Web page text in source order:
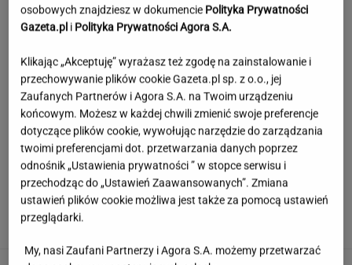
Europejski Bank Centralny miażdży pomysł
Nawrockiego i Glapińskiego
osobowych znajdziesz w dokumencie Polityka Prywatności
Gazeta.pl i Polityka Prywatności Agora S.A.
Klikając „Akceptuję” wyrażasz też zgodę na zainstalowanie i
przechowywanie plików cookie Gazeta.pl sp. z o.o., jej
Zaufanych Partnerów i Agora S.A. na Twoim urządzeniu
końcowym. Możesz w każdej chwili zmienić swoje preferencje
dotyczące plików cookie, wywołując narzędzie do zarządzania
twoimi preferencjami dot. przetwarzania danych poprzez
odnośnik „Ustawienia prywatności ” w stopce serwisu i
przechodząc do „Ustawień Zaawansowanych”. Zmiana
ustawień plików cookie możliwa jest także za pomocą ustawień
przeglądarki.
My, nasi Zaufani Partnerzy i Agora S.A. możemy przetwarzać